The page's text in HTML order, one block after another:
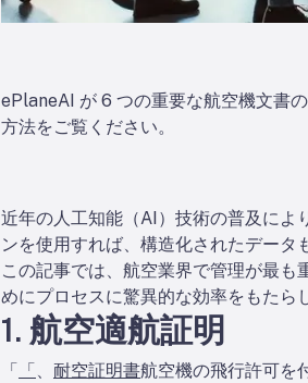
ePlaneAI が 6 つの重要な航空機文書
方法をご覧ください。
近年の人工知能（AI）技術の普及によ
ンを使用すれば、構造化されたデータ
この記事では、航空業界で管理が最
めにプロセスに驚異的な効率をもたら
1. 航空適航証明
「 「 、 耐空証明書航空機の飛行許可を